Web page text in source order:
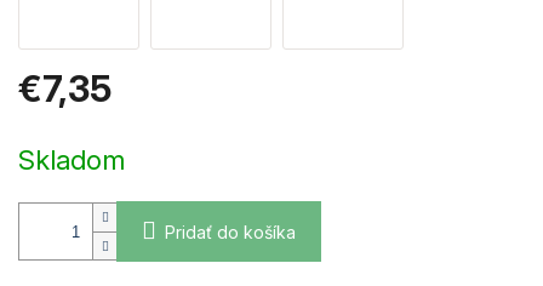
€7,35
cena:
Skladom
Pridať do košíka